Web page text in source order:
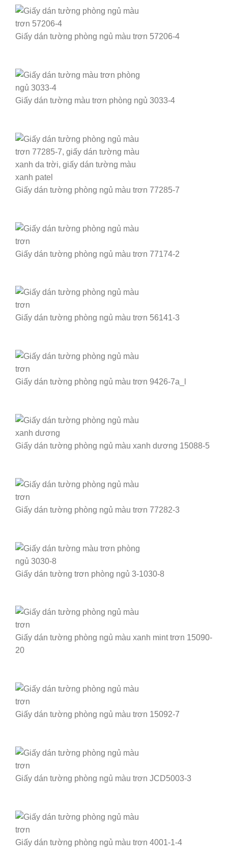
Giấy dán tường phòng ngủ màu trơn 57206-4
Giấy dán tường màu trơn phòng ngủ 3033-4
Giấy dán tường phòng ngủ màu trơn 77285-7
Giấy dán tường phòng ngủ màu trơn 77174-2
Giấy dán tường phòng ngủ màu trơn 56141-3
Giấy dán tường phòng ngủ màu trơn 9426-7a_l
Giấy dán tường phòng ngủ màu xanh dương 15088-5
Giấy dán tường phòng ngủ màu trơn 77282-3
Giấy dán tường trơn phòng ngủ 3-1030-8
Giấy dán tường phòng ngủ màu xanh mint trơn 15090-
20
Giấy dán tường phòng ngủ màu trơn 15092-7
Giấy dán tường phòng ngủ màu trơn JCD5003-3
Giấy dán tường phòng ngủ màu trơn 4001-1-4